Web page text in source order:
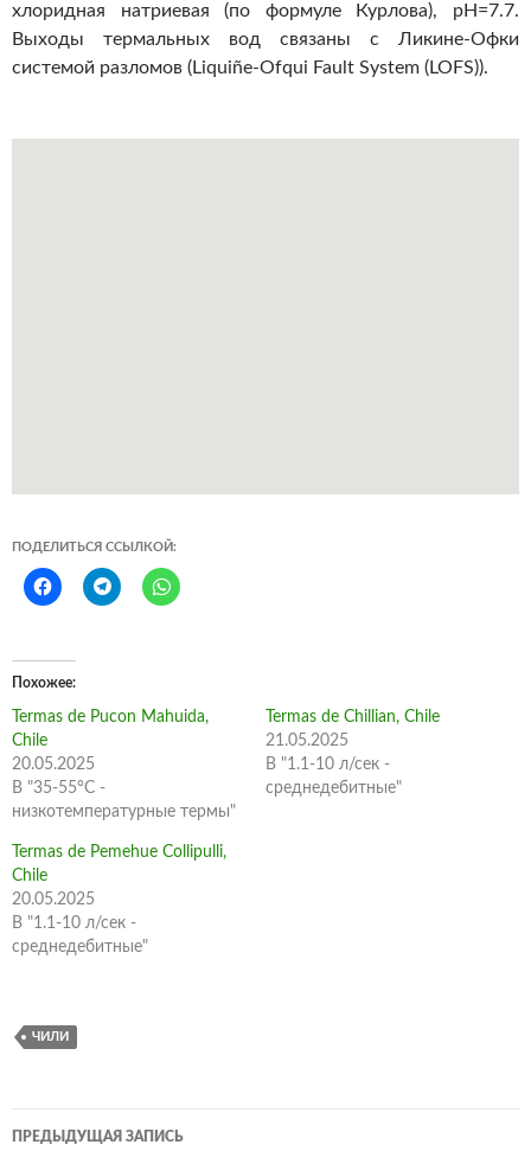
хлоридная натриевая (по формуле Курлова), pH=7.7.
Выходы термальных вод связаны с Ликине-Офки
системой разломов (Liquiñe-Ofqui Fault System (LOFS)).
ПОДЕЛИТЬСЯ ССЫЛКОЙ:
Похожее
Termas de Pucon Mahuida,
Chile
20.05.2025
В "35-55°C -
низкотемпературные термы"
Termas de Chillian, Chile
21.05.2025
В "1.1-10 л/сек -
среднедебитные"
Termas de Pemehue Collipulli,
Chile
20.05.2025
В "1.1-10 л/сек -
среднедебитные"
ЧИЛИ
Навигация
ПРЕДЫДУЩАЯ ЗАПИСЬ